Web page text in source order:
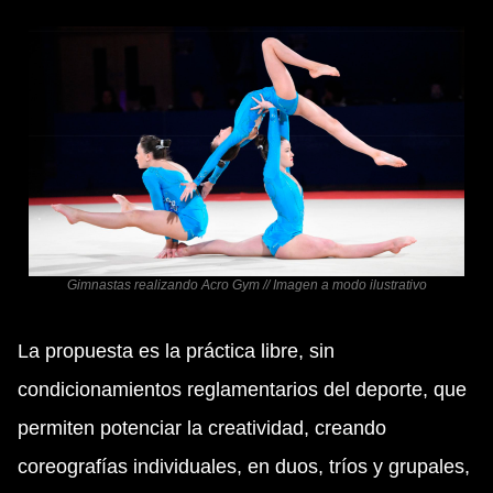
Gimnastas realizando Acro Gym // Imagen a modo ilustrativo
La propuesta es la práctica libre, sin
condicionamientos reglamentarios del deporte, que
permiten potenciar la creatividad, creando
coreografías individuales, en duos, tríos y grupales,